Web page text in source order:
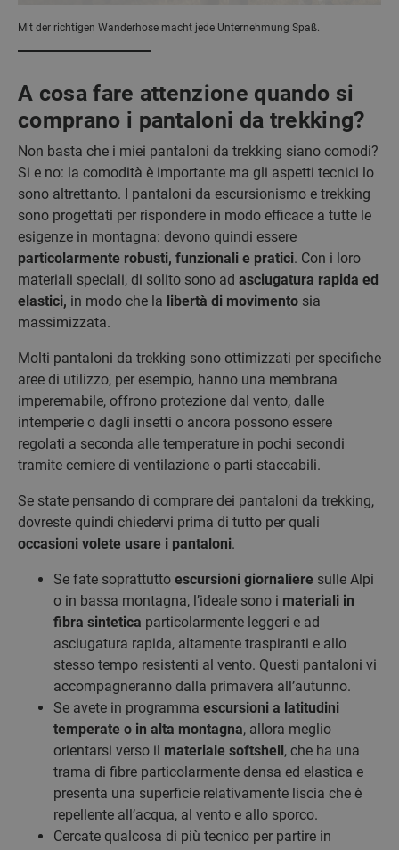
Mit der richtigen Wanderhose macht jede Unternehmung Spaß.
A cosa fare attenzione quando si
comprano i pantaloni da trekking?
Non basta che i miei pantaloni da trekking siano comodi?
Si e no: la comodità è importante ma gli aspetti tecnici lo
sono altrettanto. I pantaloni da escursionismo e trekking
sono progettati per rispondere in modo efficace a tutte le
esigenze in montagna: devono quindi essere
particolarmente robusti, funzionali e pratici. Con i loro
materiali speciali, di solito sono ad asciugatura rapida ed
elastici, in modo che la libertà di movimento sia
massimizzata.
Molti pantaloni da trekking sono ottimizzati per specifiche
aree di utilizzo, per esempio, hanno una membrana
imperemabile, offrono protezione dal vento, dalle
intemperie o dagli insetti o ancora possono essere
regolati a seconda alle temperature in pochi secondi
tramite cerniere di ventilazione o parti staccabili.
Se state pensando di comprare dei pantaloni da trekking,
dovreste quindi chiedervi prima di tutto per quali
occasioni volete usare i pantaloni.
Se fate soprattutto escursioni giornaliere sulle Alpi
o in bassa montagna, l’ideale sono i materiali in
fibra sintetica particolarmente leggeri e ad
asciugatura rapida, altamente traspiranti e allo
stesso tempo resistenti al vento. Questi pantaloni vi
accompagneranno dalla primavera all’autunno.
Se avete in programma escursioni a latitudini
temperate o in alta montagna, allora meglio
orientarsi verso il materiale softshell, che ha una
trama di fibre particolarmente densa ed elastica e
presenta una superficie relativamente liscia che è
repellente all’acqua, al vento e allo sporco.
Cercate qualcosa di più tecnico per partire in